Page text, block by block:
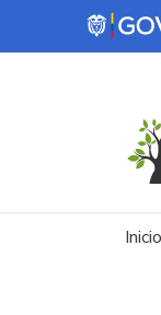
Pasar al contenido
Inicio